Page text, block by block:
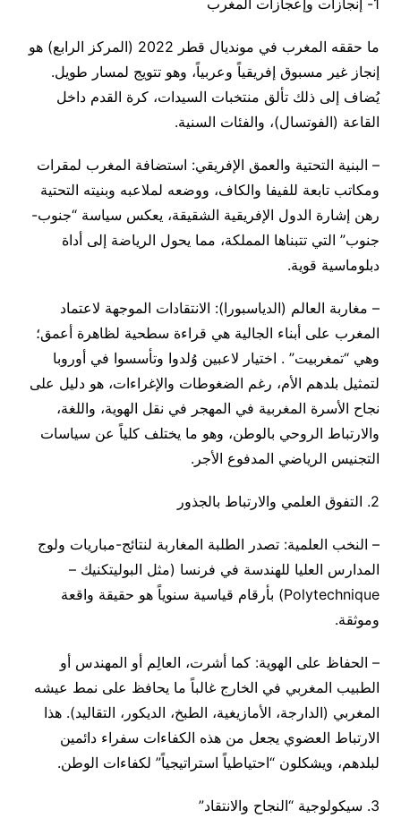
1- إنجازات وإعجازات المغرب
ما حققه المغرب في مونديال قطر 2022 (المركز الرابع) هو
إنجاز غير مسبوق إفريقياً وعربياً، وهو تتويج لمسار طويل.
يُضاف إلى ذلك تألق منتخبات السيدات، كرة القدم داخل
القاعة (الفوتسال)، والفئات السنية.
– البنية التحتية والعمق الإفريقي: استضافة المغرب لمقرات
ومكاتب تابعة للفيفا والكاف، ووضعه لملاعبه وبنيته التحتية
رهن إشارة الدول الإفريقية الشقيقة، يعكس سياسة “جنوب-
جنوب” التي تتبناها المملكة، مما يحول الرياضة إلى أداة
دبلوماسية قوية.
– مغاربة العالم (الدياسبورا): الانتقادات الموجهة لاعتماد
المغرب على أبناء الجالية هي قراءة سطحية لظاهرة أعمق؛
وهي “تمغربيت” . اختيار لاعبين وُلدوا وتأسسوا في أوروبا
لتمثيل بلدهم الأم، رغم الضغوطات والإغراءات، هو دليل على
نجاح الأسرة المغربية في المهجر في نقل الهوية، واللغة،
والارتباط الروحي بالوطن، وهو ما يختلف كلياً عن سياسات
التجنيس الرياضي المدفوع الأجر.
2. التفوق العلمي والارتباط بالجذور
– النخب العلمية: تصدر الطلبة المغاربة لنتائج-مباريات ولوج
المدارس العليا للهندسة في فرنسا (مثل البوليتكنيك –
Polytechnique) بأرقام قياسية سنوياً هو حقيقة واقعة
وموثقة.
– الحفاظ على الهوية: كما أشرت، العالِم أو المهندس أو
الطبيب المغربي في الخارج غالباً ما يحافظ على نمط عيشه
المغربي (الدارجة، الأمازيغية، الطبخ، الديكور، التقاليد). هذا
الارتباط العضوي يجعل من هذه الكفاءات سفراء دائمين
لبلدهم، ويشكلون “احتياطياً استراتيجياً” لكفاءات الوطن.
3. سيكولوجية “النجاح والانتقاد”